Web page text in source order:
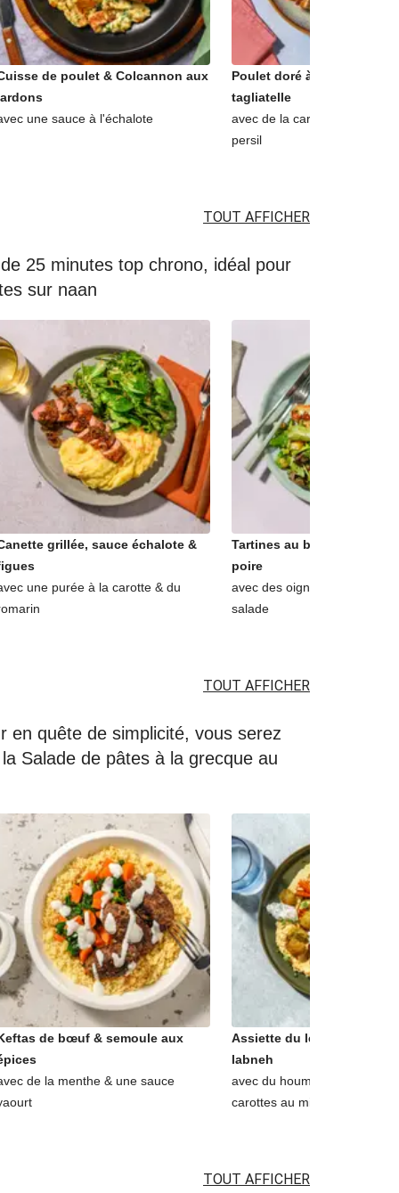
de poulet & Colcannon aux
une sauce à l'échalote
Poulet doré à la moutarde
tagliatelle
avec de la carotte, du thym &
persil
TOUT AFFICHER
25 minutes top chrono, idéal pour
sur naan
grillée, sauce échalote &
une purée à la carotte & du
Tartines au bleu, lardons
poire
avec des oignons confits &
salade
TOUT AFFICHER
en quête de simplicité, vous serez
Salade de pâtes à la grecque au
de bœuf & semoule aux
de la menthe & une sauce
Assiette du levant falafels
labneh
avec du houmous maison &
carottes au miel
TOUT AFFICHER